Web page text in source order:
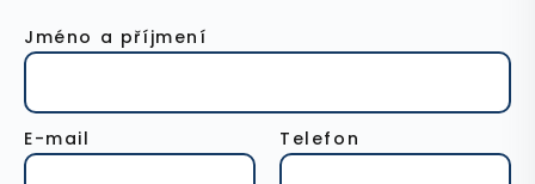
Jméno a příjmení
E-mail Telefon